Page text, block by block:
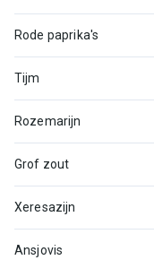
Rode paprika's
Tijm
Rozemarijn
Grof zout
Xeresazijn
Ansjovis